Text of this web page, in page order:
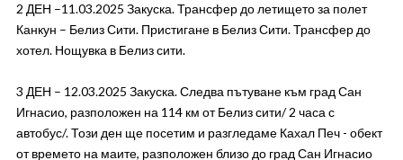
2 ДЕН –11.03.2025 Закуска. Трансфер до летището за полет
Канкун – Белиз Сити. Пристигане в Белиз Сити. Трансфер до
хотел. Нощувка в Белиз сити.
3 ДЕН – 12.03.2025 Закуска. Следва пътуване към град Сан
Игнасио, разположен на 114 км от Белиз сити/ 2 часа с
автобус/. Този ден ще посетим и разгледаме Кахал Печ - обект
от времето на маите, разположен близо до град Сан Игнасио